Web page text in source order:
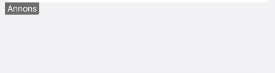
Annons